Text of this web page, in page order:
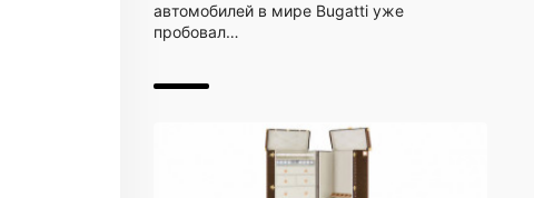
автомобилей в мире Bugatti уже
пробовал…